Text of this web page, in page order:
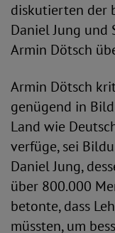
diskutierten der
Daniel Jung und
Armin Dötsch
Armin Dötsch
genügend in
Land wie
verfüge, sei
Daniel Jung,
über 800.000
betonte, dass
müssten, um